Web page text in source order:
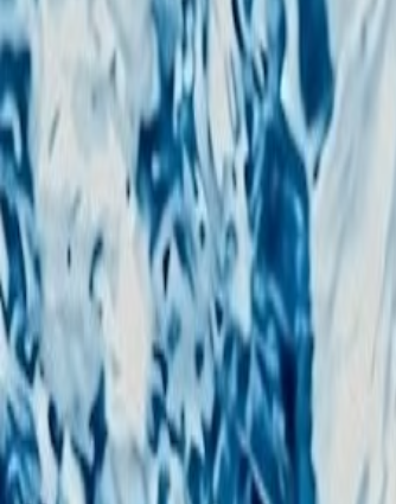
[email protected]Bucaramanga, Santander
Tienda en línea
BlogFAQ Políticas